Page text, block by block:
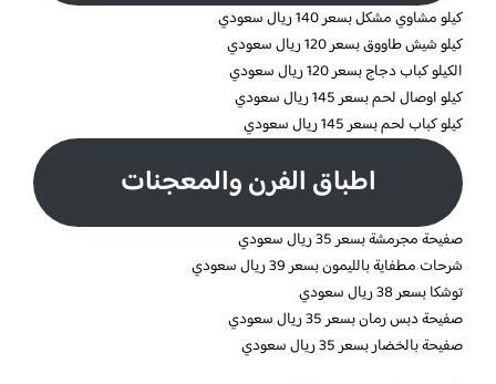
كيلو مشاوي مشكل بسعر 140 ريال سعودي
كيلو شيش طاووق بسعر 120 ريال سعودي
الكيلو كباب دجاج بسعر 120 ريال سعودي
كيلو اوصال لحم بسعر 145 ريال سعودي
كيلو كباب لحم بسعر 145 ريال سعودي
اطباق الفرن والمعجنات
صفيحة مجرمشة بسعر 35 ريال سعودي
شرحات مطفاية بالليمون بسعر 39 ريال سعودي
توشكا بسعر 38 ريال سعودي
صفيحة دبس رمان بسعر 35 ريال سعودي
صفيحة بالخضار بسعر 35 ريال سعودي